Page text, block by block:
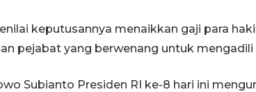
keputusannya menaikkan gaji para
pejabat yang berwenang untuk
Subianto Presiden RI ke-8 hari ini